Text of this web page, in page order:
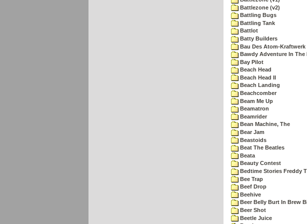
Battlezone (v2)
Battling Bugs
Battling Tank
Battlot
Batty Builders
Bau Des Atom-Kraftwerk
Bawdy Adventure In The
Bay Pilot
Beach Head
Beach Head II
Beach Landing
Beachcomber
Beam Me Up
Beamatron
Beamrider
Bean Machine, The
Bear Jam
Beastoids
Beat The Beatles
Beata
Beauty Contest
Bedtime Stories Freddy
Bee Trap
Beef Drop
Beehive
Beer Belly Burt In Brew
Beer Shot
Beetle Juice